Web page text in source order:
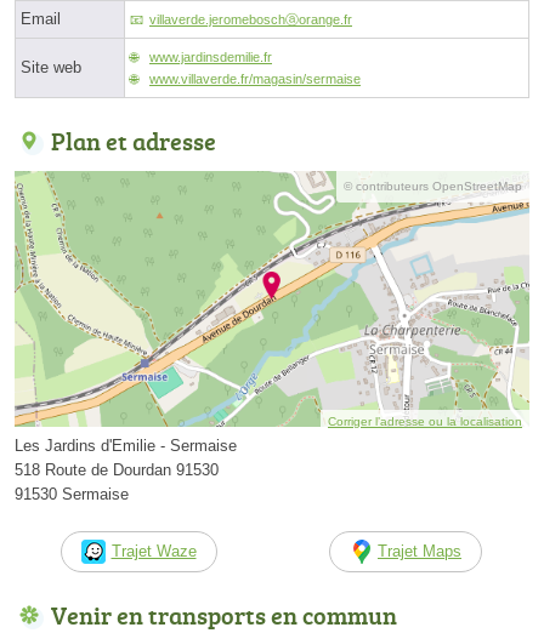
Email villaverde.jeromeboschⓐorange.fr
Site web
www.jardinsdemilie.fr
www.villaverde.fr/magasin/sermaise
Plan et adresse
© contributeurs OpenStreetMap
Corriger l’adresse ou la localisation
Les Jardins d'Emilie - Sermaise
518 Route de Dourdan 91530
91530 Sermaise
Trajet Waze Trajet Maps
Venir en transports en commun